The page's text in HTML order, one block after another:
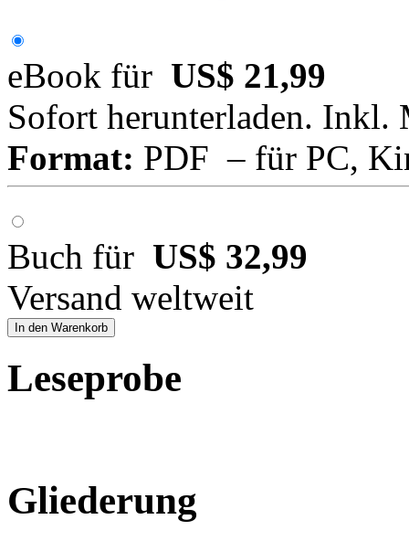
eBook für US$ 21,99
Sofort herunterladen. Inkl.
Format: PDF – für PC,
Buch für US$ 32,99
Versand weltweit
In den Warenkorb
Leseprobe
Gliederung